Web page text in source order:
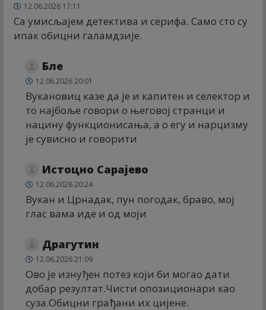
12.06.2026 17:11
Са умисљајем детектива и серифа. Само сто су
ипак обицни галамдзије.
Бле
12.06.2026 20:01
Вукановиц казе да је и капитен и селектор и
то најбоље говори о његовој странци и
нацину функционисања, а о егу и нарцизму
је сувисно и говорити
Истоцно Сарајево
12.06.2026 20:24
Вукан и Црнадак, пун погодак, браво, мој
глас вама иде и од моји
Драгутин
12.06.2026 21:09
Ово је изнуђен потез који би могао дати
добар резултат.Чисти опозиционари као
суза.Обицни грађани их цијене.